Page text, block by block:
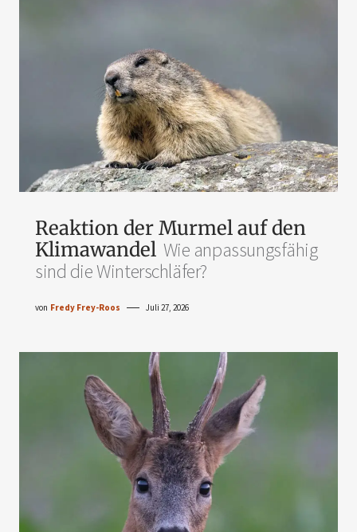
Reaktion der Murmel auf den
Klimawandel Wie anpassungsfähig
sind die Winterschläfer?
von Fredy Frey-Roos Juli 27, 2026